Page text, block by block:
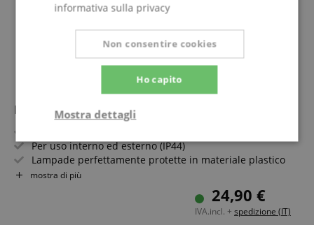
Eurolite RUBBERLIGHT RL1-230V Rosso 9m
Per uso interno ed esterno (IP44)
Lampade perfettamente protette in materiale plastico
tondo
mostra di più
24,90 €
IVA.incl. + spedizione (IT)
informativa sulla privacy
Ho capito
Non consentire cookies
Mostra dettagli
Strettamente
necessario
Prestazione
Non
classificati